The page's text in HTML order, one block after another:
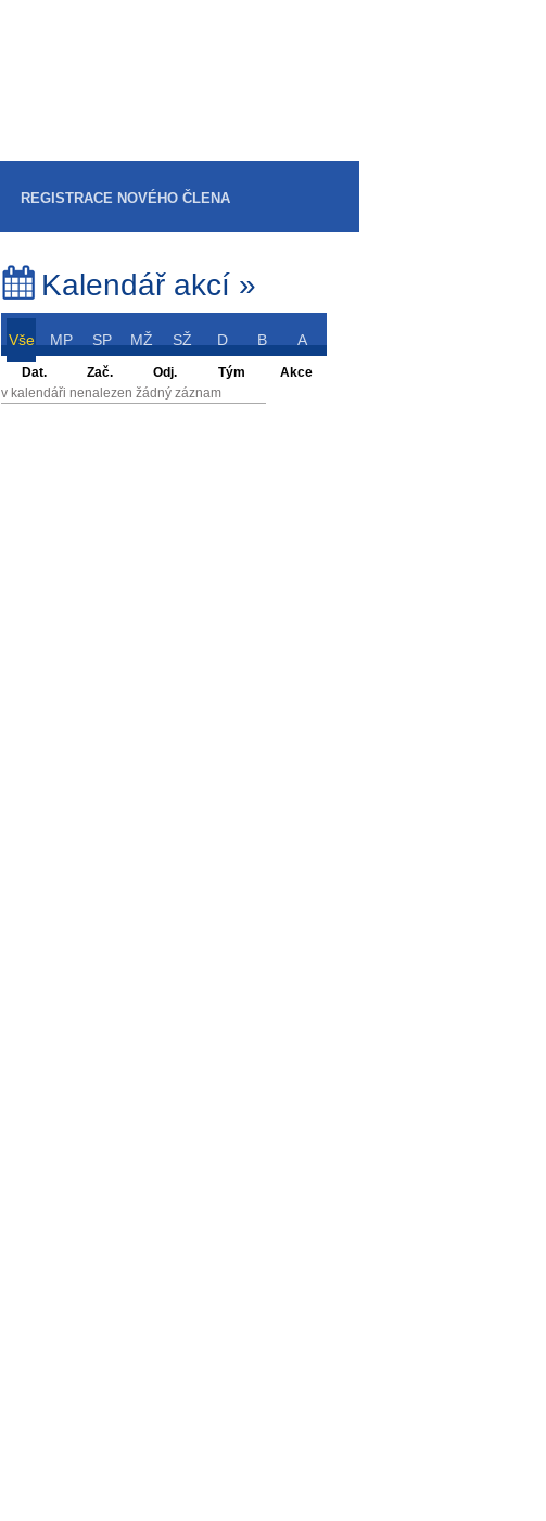
REGISTRACE NOVÉHO ČLENA
Kalendář akcí »
Vše MP SP MŽ SŽ D B A
Dat. Zač. Odj. Tým
Akce
v kalendáři nenalezen žádný záznam